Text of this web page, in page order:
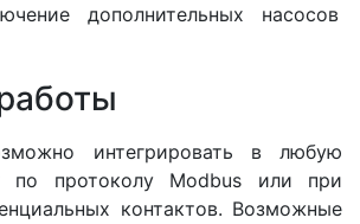
дополнительных насосов
интегрировать в любую
по протоколу Modbus или при
контактов. Возможные